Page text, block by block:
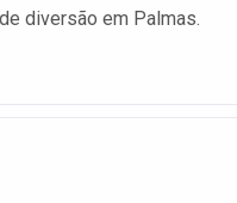
diversão em Palmas.